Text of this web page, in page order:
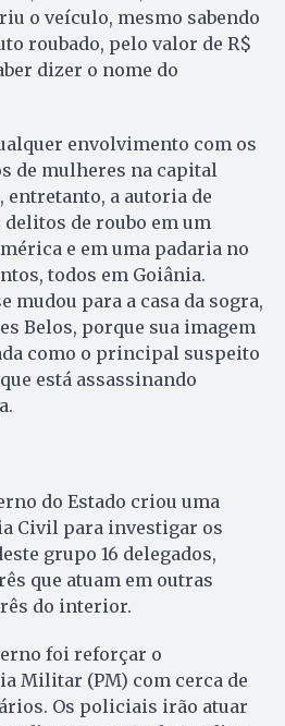
o veículo, mesmo sabendo
roubado, pelo valor de R$
dizer o nome do
envolvimento com os
de mulheres na capital
entretanto, a autoria de
de roubo em um
e em uma padaria no
todos em Goiânia.
mudou para a casa da sogra,
Belos, porque sua imagem
como o principal suspeito
está assassinando
do Estado criou uma
Civil para investigar os
grupo 16 delegados,
que atuam em outras
do interior.
foi reforçar o
Militar (PM) com cerca de
Os policiais irão atuar